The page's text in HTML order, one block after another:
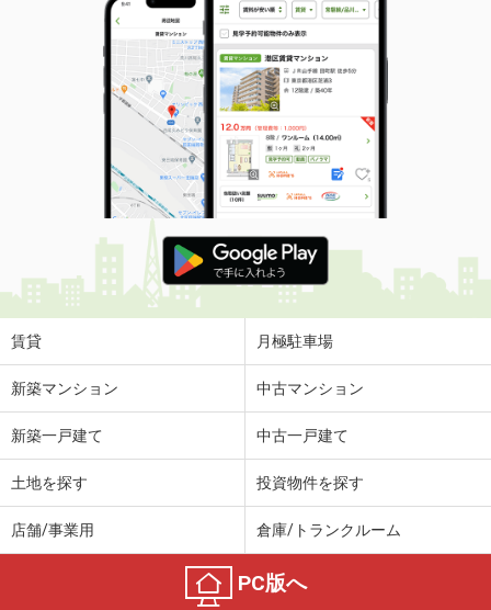
賃貸 月極駐車場
新築マンション 中古マンション
新築一戸建て 中古一戸建て
土地を探す 投資物件を探す
店舗/事業用 倉庫/トランクルーム
PC版へ